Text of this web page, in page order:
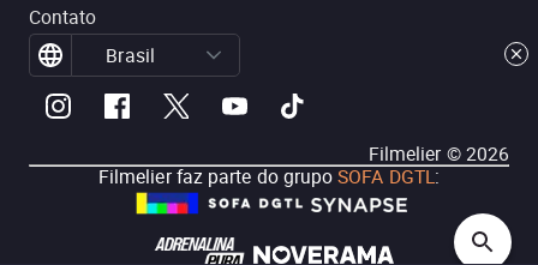
Contato
Brasil
Filmelier ©2026
Filmelier faz parte do grupoSOFA DGTL: